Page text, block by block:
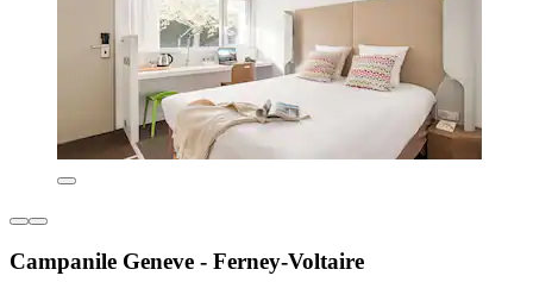
Campanile Geneve - Ferney-Voltaire